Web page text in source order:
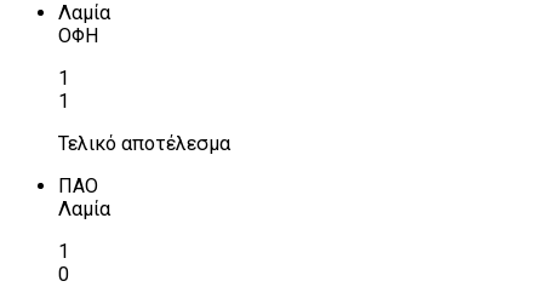
Λαμία
ΟΦΗ
1
1
Τελικό αποτέλεσμα
ΠΑΟ
Λαμία
1
0